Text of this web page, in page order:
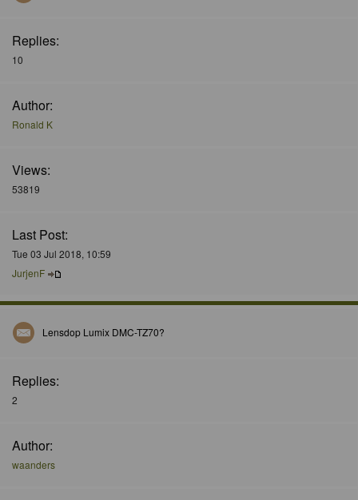
Replies:
10
Author:
Ronald K
Views:
53819
Last Post:
Tue 03 Jul 2018, 10:59
JurjenF
Lensdop Lumix DMC-TZ70?
Replies:
2
Author:
waanders